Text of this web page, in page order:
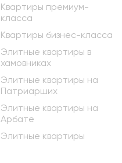
Квартиры премиум-
класса
Квартиры бизнес-класса
Элитные квартиры в
хамовниках
Элитные квартиры на
Патриарших
Элитные квартиры на
Арбате
Элитные квартиры